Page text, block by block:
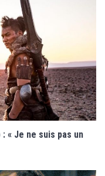
« Je ne suis pas un